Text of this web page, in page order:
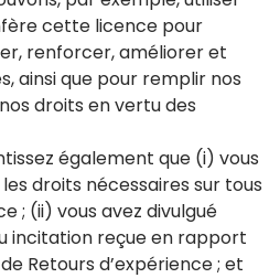
cette licence pour
renforcer, améliorer et
ainsi que pour remplir nos
droits en vertu des
également que (i) vous
droits nécessaires sur tous
; (ii) vous avez divulgué
incitation reçue en rapport
Retours d’expérience ; et